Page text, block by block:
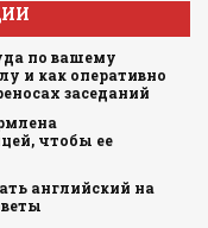
по вашему
и как оперативно
заседаний
чтобы ее
английский на